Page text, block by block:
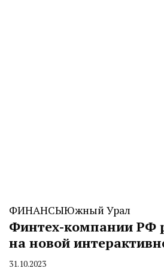
ФИНАНСЫЮжный Урал
Финтех-компании РФ
на новой
By
31.10.2023